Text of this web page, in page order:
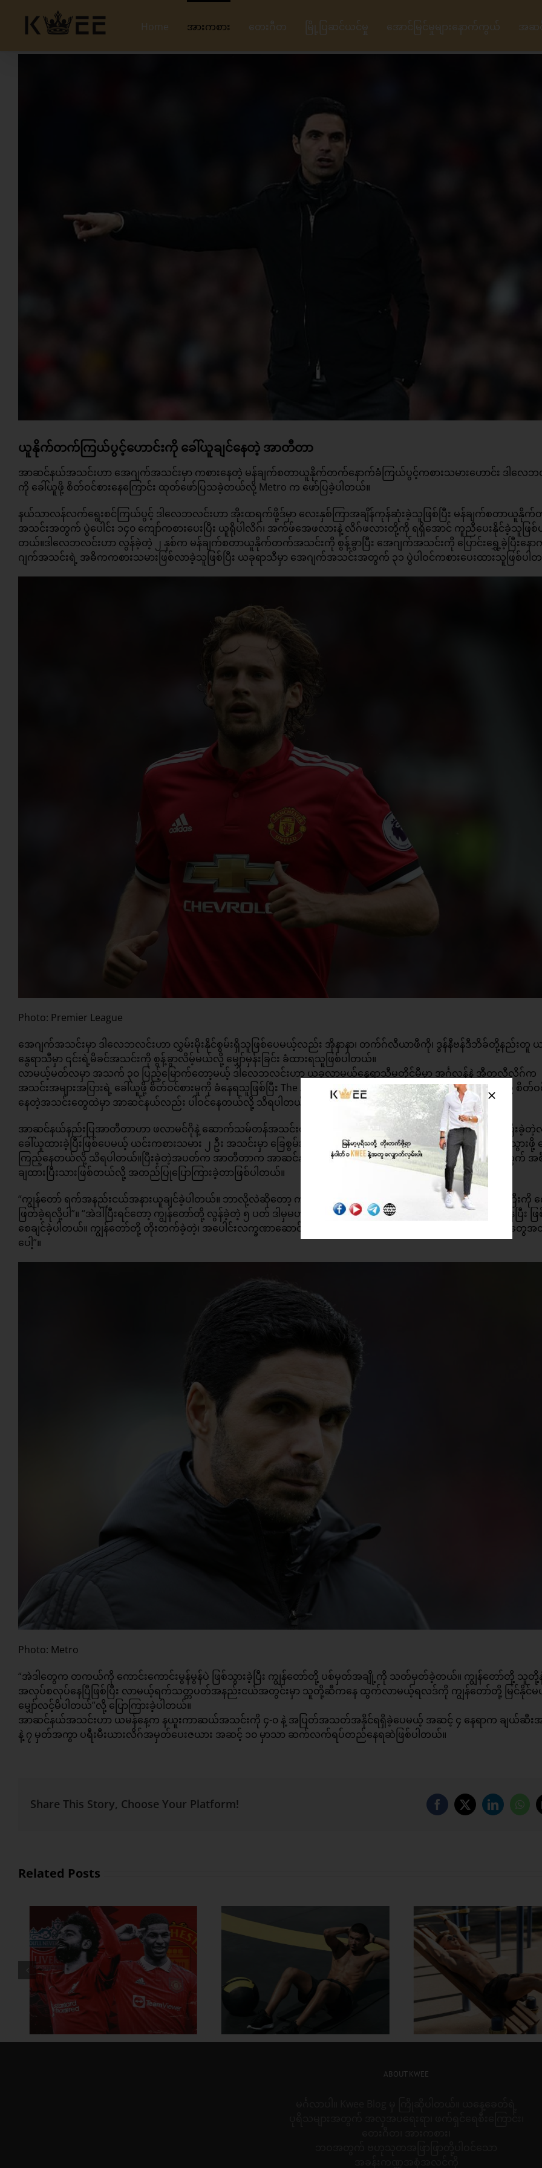
content
Home အားကစား တေးဂီတ မြို့ပြဆင်ယင်မှု အောင်မြင်မှုများနောက်ကွယ် အဆ
ယူနိုက်တက်ကြယ်ပွင့်ဟောင်းကို ခေါ်ယူချင်နေတဲ့ အာတီတာ
အာဆင်နယ်အသင်းဟာ အေဂျက်အသင်းမှာ ကစားနေတဲ့ မန်ချက်စတာယူနိုက်တက်နောက်ခံကြယ်ပွင့်ကစားသမားဟောင်း ဒါလေဘ
ကို ခေါ်ယူဖို့ စိတ်ဝင်စားနေကြောင်း ထုတ်ဖော်ပြသခဲ့တယ်လို့ Metro က ဖော်ပြခဲ့ပါတယ်။
နယ်သာလန်လက်ရွေးစင်ကြယ်ပွင့် ဒါလေဘလင်းဟာ အိုးထရက်ဖို့ဒ်မှာ လေးနှစ်ကြာအချိန်ကုန်ဆုံးခဲ့သူဖြစ်ပြီး မန်ချက်စတာယူနို
အသင်းအတွက် ပွဲပေါင်း ၁၄၀ ကျော်ကစားပေးပြီး ယူရိုပါလိဂ်၊ အက်ဖ်အေဖလားနဲ့ လိဂ်ဖလားတို့ကို ရရှိအောင် ကူညီပေးနိုင်ခဲ့သူဖြစ်
တယ်။ဒါလေဘလင်းဟာ လွန်ခဲ့တဲ့ ၂ နှစ်က မန်ချက်စတာယူနိုက်တက်အသင်းကို စွန့်ခွာပြီး အေဂျက်အသင်းကို ပြောင်းရွှေ့ခဲ့ပြီးနေ
ဂျက်အသင်းရဲ့ အဓိကကစားသမားဖြစ်လာခဲ့သူဖြစ်ပြီး ယခုရာသီမှာ အေဂျက်အသင်းအတွက် ၃၁ ပွဲပါဝင်ကစားပေးထားသူဖြစ်ပါ
Photo: Premier League
အေဂျက်အသင်းမှာ ဒါလေဘလင်းဟာ လွှမ်းမိုးနိုင်စွမ်းရှိသူဖြစ်ပေမယ့်လည်း အိုနာနာ၊ တက်ဂ်လီယာဖီကို၊ ဒွန်နီဗန်ဒီဘိခ်တို့နည်းတူ
နွေရာသီမှာ ၎င်းရဲ့မိခင်အသင်းကို စွန့်ခွာလိမ့်မယ်လို့ မျှော်မှန်းခြင်း ခံထားရသူဖြစ်ပါတယ်။
လာမယ့်မတ်လမှာ အသက် ၃၀ ပြည့်မြောက်တော့မယ့် ဒါလေဘလင်းဟာ ယခုလာမယ့်နွေရာသီမတိုင်မီမှာ အင်္ဂလန်နဲ့ အီတလီလိဂ်က
အသင်းအများအပြားရဲ့ ခေါ်ယူဖို့ စိတ်ဝင်စားမှုကို ခံနေရသူဖြစ်ပြီး The Athletic ရဲ့ဖော်ပြချက်အရ ဒါလေဘလင်းကို ခေါ်ယူဖို့ စိတ်ဝ
နေတဲ့အသင်းတွေထဲမှာ အာဆင်နယ်လည်း ပါဝင်နေတယ်လို့ သိရပါတယ်။
အာဆင်နယ်နည်းပြအာတီတာဟာ ဖလာမင်ဂိုနဲ့ ဆောက်သမ်တန်အသင်းတို့ကနေ ပါဘလိုမာရီနဲ့ ဆက်ဒရစ်ဆိုအာရက်စ်တို့ကို ပြီးခဲ့တဲ့
ခေါ်ယူထားခဲ့ပြီးဖြစ်ပေမယ့် ယင်းကစားသမား ၂ ဦး အသင်းမှာ ခြေစွမ်းပြသနိုင်ခြင်းမရှိခဲ့ဘူးဆိုရင် ဒါလေဘလင်းကို ခေါ်ယူသွားဖို့
ကြည့်နေတယ်လို့ သိရပါတယ်။ပြီးခဲ့တဲ့အပတ်က အာတီတာက အာဆင်နယ်အသင်းဟာ လာမယ့်နွေရာသီအပြောင်းအရွှေ့အတွက် အ
ချထားပြီးသားဖြစ်တယ်လို့ အတည်ပြုပြောကြားခဲ့တာဖြစ်ပါတယ်။
“ကျွန်တော် ရက်အနည်းငယ်အနားယူချင်ခဲ့ပါတယ်။ ဘာလို့လဲဆိုတော့ ကစားသမားတွေက ပြီးခဲ့တဲ့လအနည်းငယ်မှာ အများကြီးကို က
ဖြတ်ခဲ့ရလို့ပါ”။ “အဲဒါပြီးရင်တော့ ကျွန်တော်တို့ လွန်ခဲ့တဲ့ ၅ ပတ် ဒါမှမဟုတ် ၆ ပတ်တုန်းက အတူတူလုပ်ခဲ့တာတွေအတိုင်း ပြန်ပြီး ဖ
စေချင်ခဲ့ပါတယ်။ ကျွန်တော်တို့ တိုးတက်ခဲ့တဲ့၊ အပေါင်းလက္ခဏာဆောင်တဲ့အရာဖြစ်လာနိုင်တဲ့၊ တိုးတက်ဖို့ လိုအပ်နေတဲ့အရာတွေအ
ပေါ့”။
Photo: Metro
“အဲဒါတွေက တကယ်ကို ကောင်းကောင်းမွန်မွန်ပဲ ဖြစ်သွားခဲ့ပြီး ကျွန်တော်တို့ ပစ်မှတ်အချို့ကို သတ်မှတ်ခဲ့တယ်။ ကျွန်တော်တို့ သူတို့
အလုပ်စလုပ်နေပြီဖြစ်ပြီး လာမယ့်ရက်သတ္တပတ်အနည်းငယ်အတွင်းမှာ သူတို့ဆီကနေ ထွက်လာမယ့်ရလဒ်ကို ကျွန်တော်တို့ မြင်နိုင်
မျှော်လင့်မိပါတယ်”လို့ ပြောကြားခဲ့ပါတယ်။
အာဆင်နယ်အသင်းဟာ ယမန်နေ့က နယူးကာဆယ်အသင်းကို ၄-၀ နဲ့ အပြတ်အသတ်အနိုင်ရရှိခဲ့ပေမယ့် အဆင့် ၄ နေရာက ချယ်ဆီး
နဲ့ ၇ မှတ်အကွာ ပရီးမီးယားလိဂ်အမှတ်ပေးဇယား အဆင့် ၁၀ မှာသာ ဆက်လက်ရပ်တည်နေရဆဲဖြစ်ပါတယ်။
Share This Story, Choose Your Platform! Facebook
X LinkedIn
Related Posts
ထိထိရောက်ရောက် ဗိုက်ခေါက်
အဆီတွေ ချဖို့
အိမ်တွင်း လေ့ကျင့်ခန်း တွေနဲ့
ဗိုက်အဆီတွေ ဒီလိုဖြုတ်
အသက်ကြီးတဲ့အထိ
လန်း ထဖို့ စိတ်ကူး
ABOUT KWEE